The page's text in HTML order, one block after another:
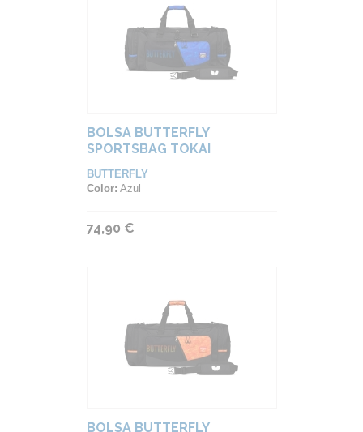
BOLSA BUTTERFLY
SPORTSBAG TOKAI
BUTTERFLY
Color: Azul
74,90 €
BOLSA BUTTERFLY